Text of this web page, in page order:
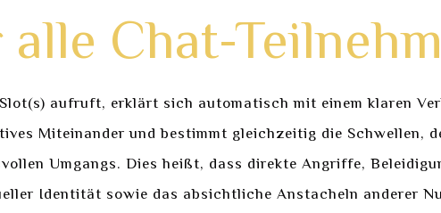
Chat-
aufruft, erklärt sich automatisch mit einem klaren
Miteinander und bestimmt gleichzeitig die Schwellen,
Umgangs. Dies heißt, dass direkte Angriffe,
Identität sowie das absichtliche Anstacheln anderer